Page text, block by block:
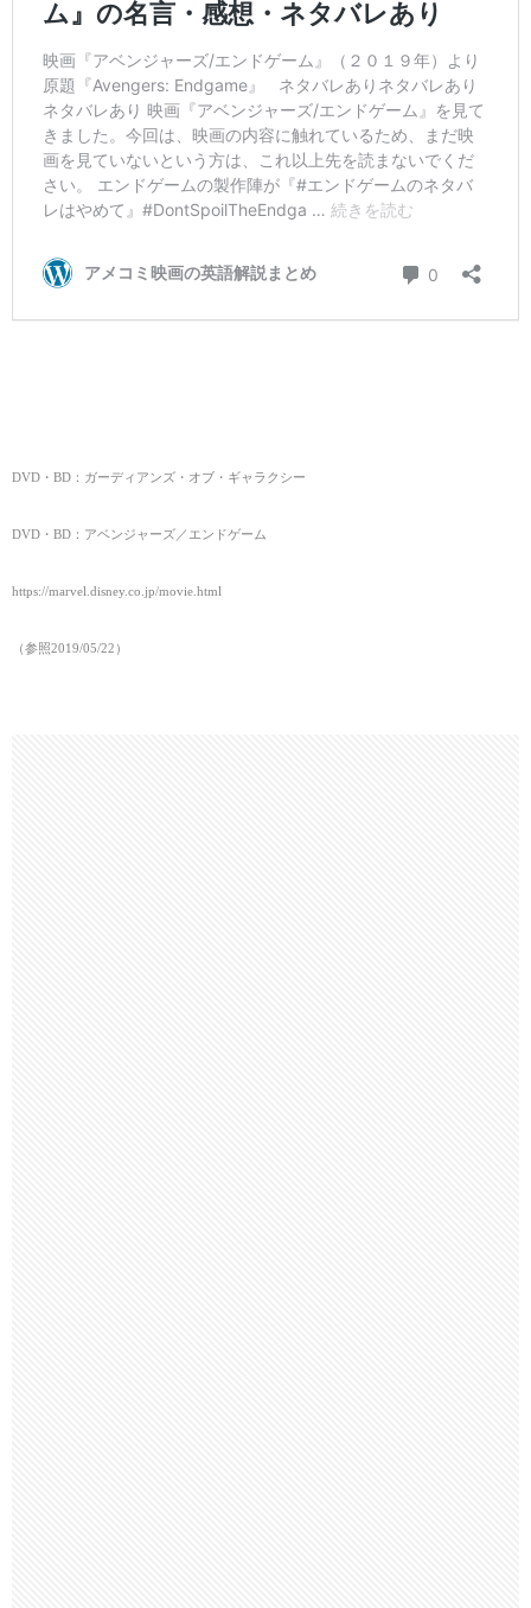
DVD・BD：ガーディアンズ・オブ・ギャラクシー
DVD・BD：アベンジャーズ／エンドゲーム
https://marvel.disney.co.jp/movie.html
（参照2019/05/22）